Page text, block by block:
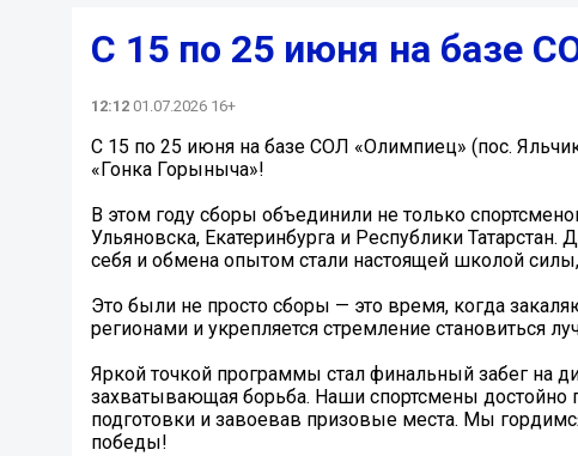
С 15 по 25 июня на базе
12:12 01.07.2026 16+
С 15 по 25 июня на базе СОЛ «Олимпиец» (пос.
«Гонка Горыныча»!
В этом году сборы объединили не только
Ульяновска, Екатеринбурга и Республики
себя и обмена опытом стали настоящей школой
Это были не просто сборы — это время, когда
регионами и укрепляется стремление становиться
Яркой точкой программы стал финальный забег на
захватывающая борьба. Наши спортсмены
подготовки и завоевав призовые места. Мы
победы!